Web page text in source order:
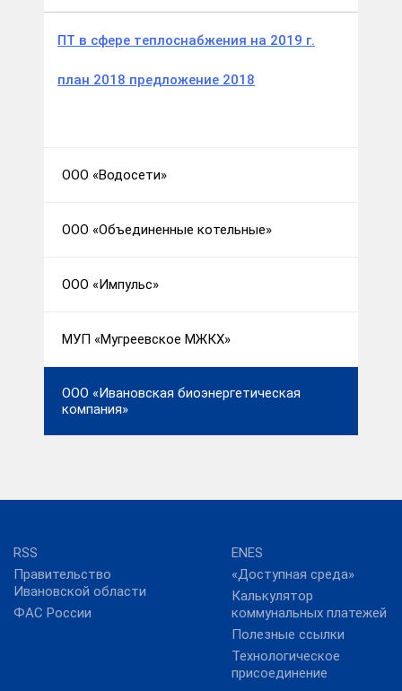
ПТ в сфере теплоснабжения на 2019 г.
план 2018 предложение 2018
ООО «Водосети»
ООО «Объединенные котельные»
ООО «Импульс»
МУП «Мугреевское МЖКХ»
ООО «Ивановская биоэнергетическая
компания»
RSS
Правительство
Ивановской области
ФАС России
ENES
«Доступная среда»
Калькулятор
коммунальных платежей
Полезные ссылки
Технологическое
присоединение